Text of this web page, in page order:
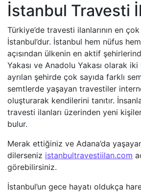
İstanbul Travesti
Türkiye’de travesti ilanlarının en çok
İstanbul’dur. İstanbul hem nüfus
açısından ülkenin en aktif
Yakası ve Anadolu Yakası olarak
ayrılan şehirde çok sayıda farklı
semtlerde yaşayan travestiler
oluşturarak kendilerini tanıtır.
travesti ilanları üzerinden yeni
bulur.
Merak ettiğiniz ve Adana’da
dilerseniz istanbultravestiilan.com
görebilirsiniz.
İstanbul’un gece hayatı oldukça